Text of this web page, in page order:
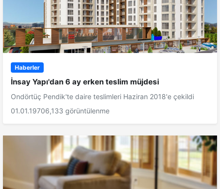
Haberler
İnsay Yapı'dan 6 ay erken teslim müjdesi
Ondörtüç Pendik'te daire teslimleri Haziran 2018'e çekildi
01.01.19706,133 görüntülenme